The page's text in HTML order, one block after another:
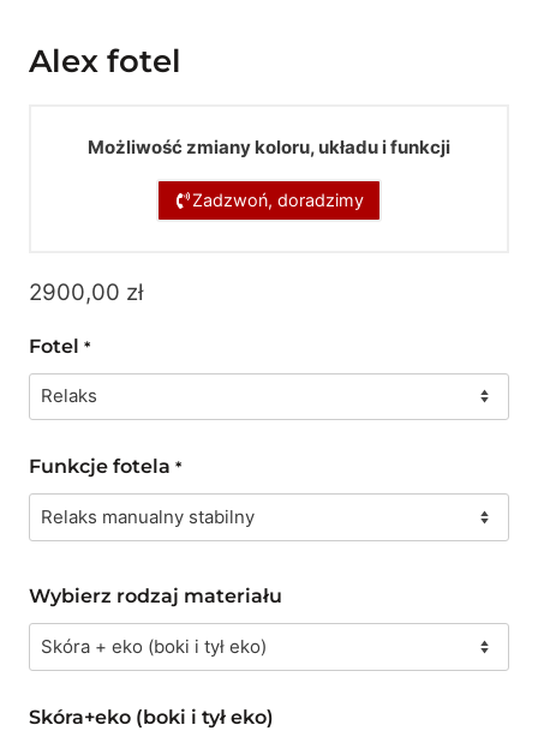
Alex fotel
Możliwość zmiany koloru, układu i funkcji
Zadzwoń, doradzimy
2900,00 zł
Fotel *
Funkcje fotela *
Wybierz rodzaj materiału
Skóra+eko (boki i tył eko)